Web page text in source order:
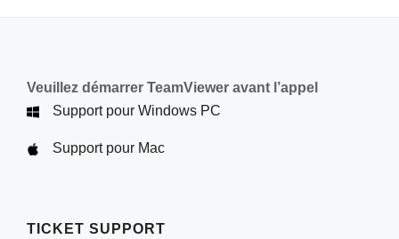
Veuillez démarrer TeamViewer avant l’appel
Support pour Windows PC
Support pour Mac
TICKET SUPPORT